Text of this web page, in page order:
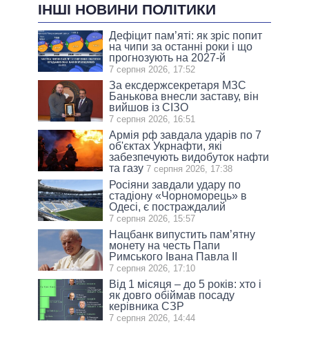
ІНШІ НОВИНИ ПОЛІТИКИ
Дефіцит пам’яті: як зріс попит
на чипи за останні роки і що
прогнозують на 2027-й
7 серпня 2026, 17:52
За ексдержсекретаря МЗС
Банькова внесли заставу, він
вийшов із СІЗО
7 серпня 2026, 16:51
Армія рф завдала ударів по 7
об'єктах Укрнафти, які
забезпечують видобуток нафти
та газу 7 серпня 2026, 17:38
Росіяни завдали удару по
стадіону «Чорноморець» в
Одесі, є постраждалий
7 серпня 2026, 15:57
Нацбанк випустить пам’ятну
монету на честь Папи
Римського Івана Павла II
7 серпня 2026, 17:10
Від 1 місяця – до 5 років: хто і
як довго обіймав посаду
керівника СЗР
7 серпня 2026, 14:44